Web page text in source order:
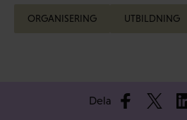
ORGANISERING UTBILDNING
Dela